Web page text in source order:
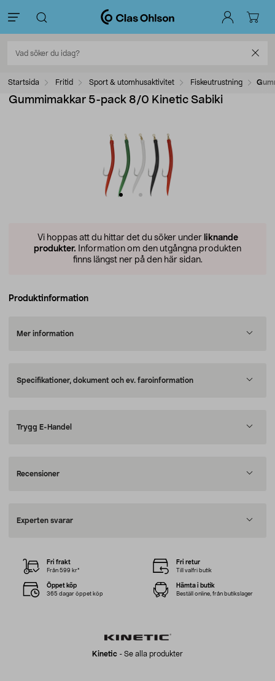
Startsida Fritid Sport & utomhusaktivitet Fiskeutrustning
Gummimakkar 5-pack 8/0 Kinetic Sabiki
Vi hoppas att du hittar det du söker under liknande
produkter. Information om den utgångna produkten
finns längst ner på den här sidan.
Produktinformation
Mer information
Specifikationer, dokument och ev. faroinformation
Trygg E-Handel
Recensioner
Experten svarar
Kinetic - Se alla produkter
Fri frakt
Från 599 kr*
Fri retur
Till valfri butik
Öppet köp
365 dagar öppet köp
Hämta i butik
Beställ online, från butikslager